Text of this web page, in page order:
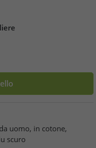
uomo, in cotone,
scuro